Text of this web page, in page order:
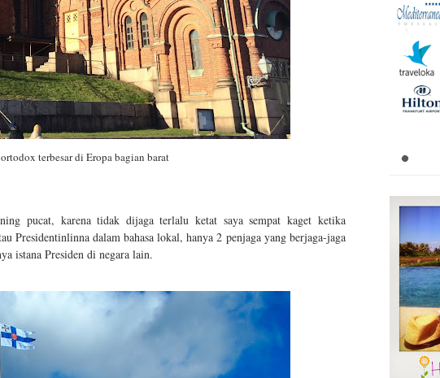
terbesar di Eropa bagian barat
pucat, karena tidak dijaga terlalu ketat saya sempat kaget ketika
Presidentinlinna dalam bahasa lokal, hanya 2 penjaga yang berjaga-jaga
istana Presiden di negara lain.